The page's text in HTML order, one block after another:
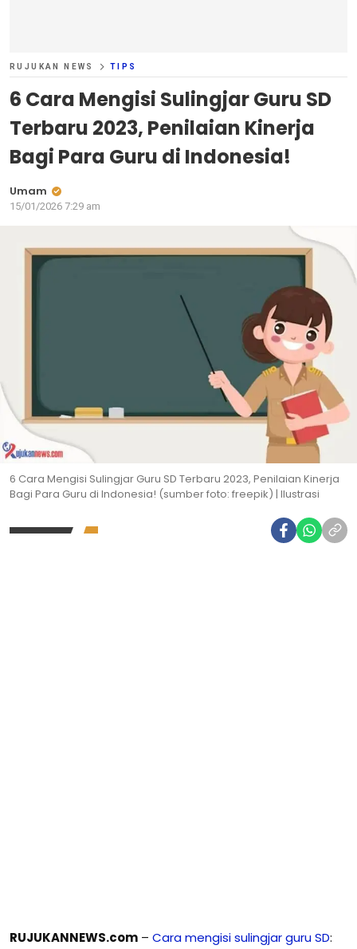
RUJUKAN NEWS TIPS
6 Cara Mengisi Sulingjar Guru SD
Terbaru 2023, Penilaian Kinerja
Bagi Para Guru di Indonesia!
Umam
15/01/2026 7:29 am
6 Cara Mengisi Sulingjar Guru SD Terbaru 2023, Penilaian Kinerja
Bagi Para Guru di Indonesia! (sumber foto: freepik) | Ilustrasi
RUJUKANNEWS.com – Cara mengisi sulingjar guru SD: